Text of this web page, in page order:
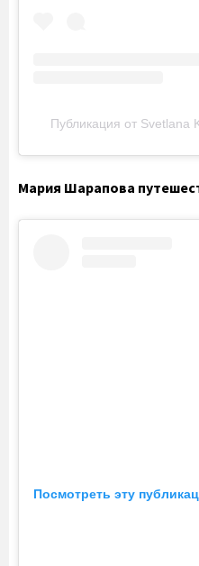
Публикация от Svetlana
Мария Шарапова
Посмотреть эту